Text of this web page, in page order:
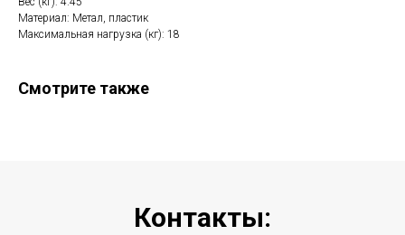
Материал: Метал, пластик
Максимальная нагрузка (кг): 18
Смотрите также
Контакты: